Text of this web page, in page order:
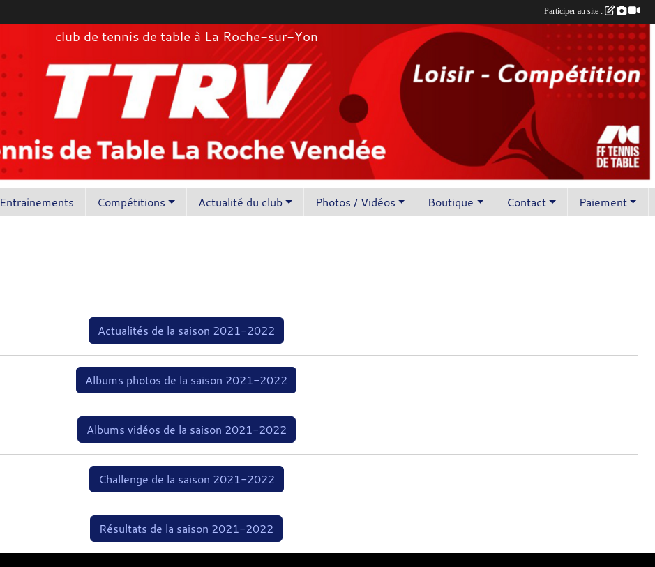
club de tennis de table à La Roche-sur-Yon
Entraînements Compétitions Actualité du club Photos / Vidéos Boutique Contact Paiement
Actualités de la saison 2021-2022
Albums photos de la saison 2021-2022
Albums vidéos de la saison 2021-2022
Challenge de la saison 2021-2022
Résultats de la saison 2021-2022
Participer au site :